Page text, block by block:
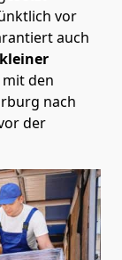
vor
auch
kleiner
mit den
nach
der